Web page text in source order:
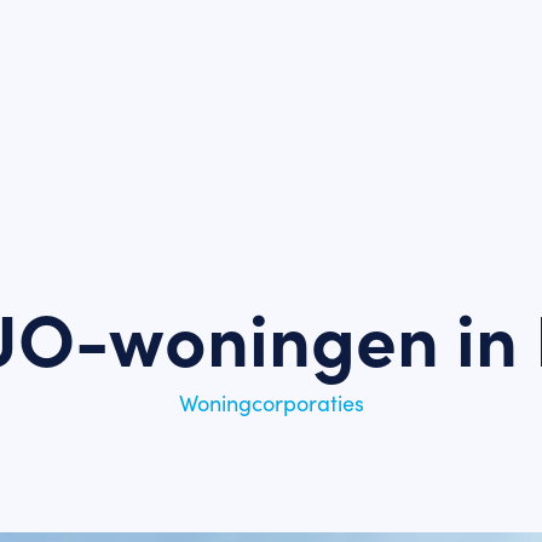
woningen in
Woningcorporaties